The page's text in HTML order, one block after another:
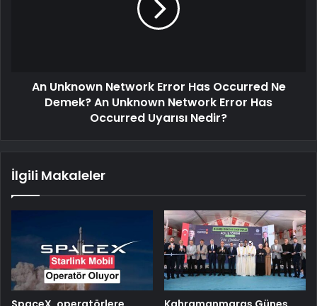
An Unknown Network Error Has Occurred Ne
Demek? An Unknown Network Error Has
Occurred Uyarısı Nedir?
İlgili Makaleler